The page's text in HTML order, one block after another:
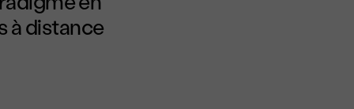
à distance